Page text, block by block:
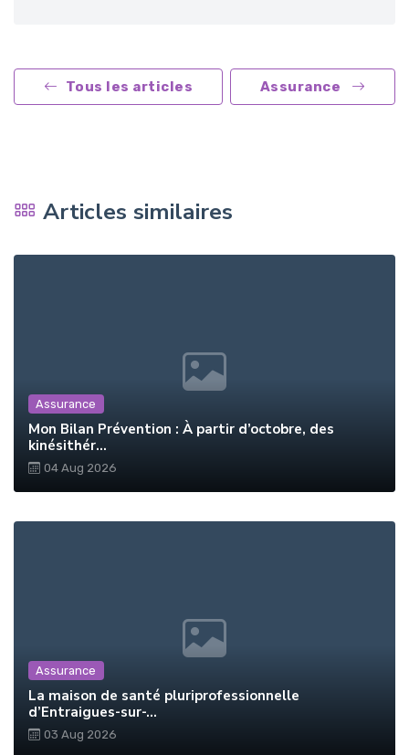
Tous les articles Assurance
Articles similaires
Assurance
Mon Bilan Prévention : À partir d’octobre, des
kinésithér...
04 Aug 2026
Assurance
La maison de santé pluriprofessionnelle
d’Entraigues-sur-...
03 Aug 2026